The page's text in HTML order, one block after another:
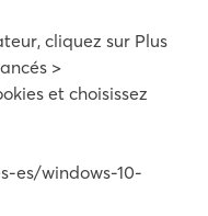
cliquez sur Plus
>
et choisissez
es/windows-10-